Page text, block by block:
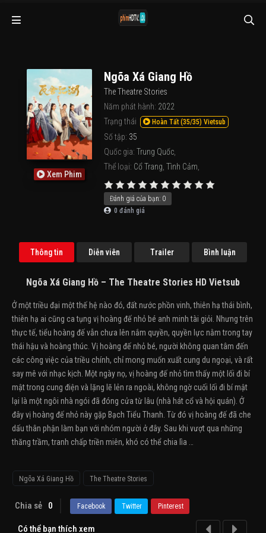
Xem Phim
Ngõa Xá Giang Hồ
The Theatre Stories
Năm phát hành: 2022
Trạng thái
Hoàn Tất (35/35) Vietsub
Số tập: 35
Quốc gia: Trung Quốc
Thể loại: Cổ Trang Tình Cảm
Đánh giá của bạn: 0
0 đánh giá
Thông tin Diễn viên Trailer Bình luận
Ngõa Xá Giang Hồ – The Theatre Stories HD Vietsub
Ở một triều đại một thế hệ nào đó, đất nước phồn vinh, thiên hạ thái bình,
thiên hạ ai cũng ca tụng vị hoàng đế nhỏ bé anh minh tài giỏi. Nhưng trên
thực tế, tiểu hoàng đế vẫn chưa lên nắm quyền, quyền lực nằm trong tay
thái hậu và hoàng thúc. Vị hoàng đế nhỏ bé, người không quan tâm đến
các công việc của triều chính, chỉ mong muốn xuất cung du ngoại, và rất
say mê với nhạc kịch. Một ngày nọ, vị hoàng đế nhỏ tìm thấy một lối đi bí
mật trong cung điện và lặng lẽ lẻn ra ngoài, không ngờ cuối lối đi bí mật
lại là một ngôi nhà ngói đã đóng cửa từ lâu (nhà hát cổ và hội quán). Ở
đây vị hoàng đế nhỏ này gặp Bạch Tiểu Thanh. Từ đó vị hoàng đế đã che
dấu thân phận làm bạn với nhóm người ở đây. Sau khi vượt qua những
thăng trầm, tranh chấp triền miên, khó có thể chia lìa …
Ngõa Xá Giang Hồ The Theatre Stories
Chia sẻ 0 Facebook Twitter Pinterest
Có thể bạn thích xem